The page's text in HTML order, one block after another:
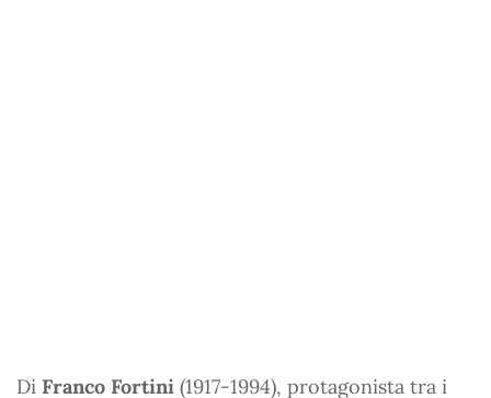
Di Franco Fortini (1917-1994), protagonista tra i